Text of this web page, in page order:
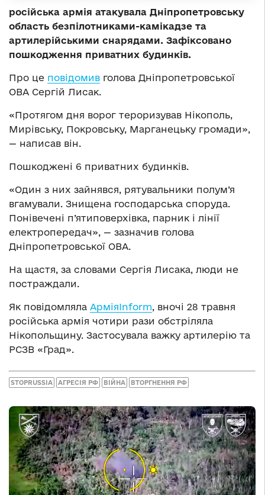
російська армія атакувала Дніпропетровську
область безпілотниками-камікадзе та
артилерійськими снарядами. Зафіксовано
пошкодження приватних будинків.
Про це повідомив голова Дніпропетровської
ОВА Сергій Лисак.
«Протягом дня ворог тероризував Нікополь,
Мирівську, Покровську, Марганецьку громади»,
— написав він.
Пошкоджені 6 приватних будинків.
«Один з них зайнявся, рятувальники полум’я
вгамували. Знищена господарська споруда.
Понівечені п’ятиповерхівка, парник і лінії
електропередач», — зазначив голова
Дніпропетровської ОВА.
На щастя, за словами Сергія Лисака, люди не
постраждали.
Як повідомляла АрміяInform, вночі 28 травня
російська армія чотири рази обстріляла
Нікопольщину. Застосувала важку артилерію та
РСЗВ «Град».
STOPRUSSIA АГРЕСІЯ РФ ВІЙНА ВТОРГНЕННЯ РФ